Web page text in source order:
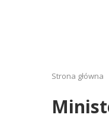
Strona główna